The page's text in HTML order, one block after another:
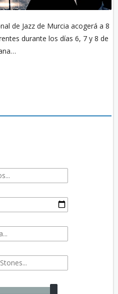
de Jazz de Murcia acogerá a 8
durante los días 6, 7 y 8 de